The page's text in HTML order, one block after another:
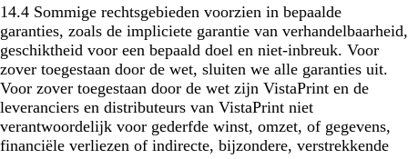
14.4 Sommige rechtsgebieden voorzien in bepaalde
garanties, zoals de impliciete garantie van verhandelbaarheid,
geschiktheid voor een bepaald doel en niet-inbreuk. Voor
zover toegestaan door de wet, sluiten we alle garanties uit.
Voor zover toegestaan door de wet zijn VistaPrint en de
leveranciers en distributeurs van VistaPrint niet
verantwoordelijk voor gederfde winst, omzet, of gegevens,
financiële verliezen of indirecte, bijzondere, verstrekkende